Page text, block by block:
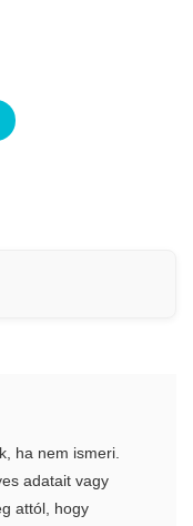
ha nem ismeri.
adatait vagy
attól, hogy